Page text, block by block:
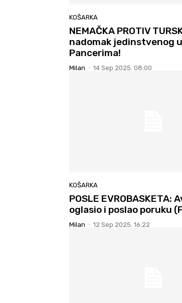
KOŠARKA
NEMAČKA PROTIV
nadomak jedinstvenog
Pancerima!
Milan - 14 Sep 2025. 08:00
KOŠARKA
POSLE EVROBASKETA:
oglasio i poslao poruku
Milan - 12 Sep 2025. 16:22